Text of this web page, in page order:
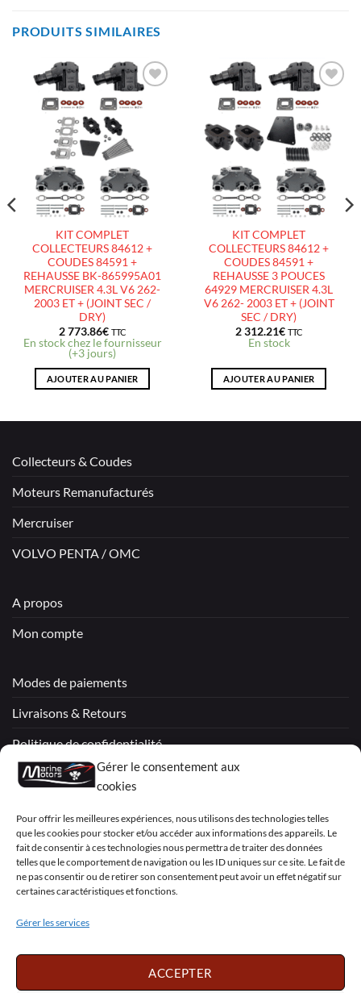
Gérer le consentement aux
cookies
Pour offrir les meilleures expériences, nous utilisons des technologies telles
que les cookies pour stocker et/ou accéder aux informations des appareils. Le
fait de consentir à ces technologies nous permettra de traiter des données
telles que le comportement de navigation ou les ID uniques sur ce site. Le fait de
ne pas consentir ou de retirer son consentement peut avoir un effet négatif sur
certaines caractéristiques et fonctions.
Gérer les services
ACCEPTER
PRODUITS SIMILAIRES
AJOUTER
LISTE
D’ENVIES
KIT COMPLET
COLLECTEURS 84612 +
COUDES 84591 +
REHAUSSE BK-865995A01
MERCRUISER 4.3L V6 262-
2003 ET + (JOINT SEC /
DRY)
2 773.86€ TTC
En stock chez le fournisseur
(+3 jours)
AJOUTER AU PANIER
AJOUTER
LISTE
D’ENVIES
KIT COMPLET
COLLECTEURS 84612 +
COUDES 84591 +
REHAUSSE 3 POUCES
64929 MERCRUISER 4.3L
V6 262- 2003 ET + (JOINT
SEC / DRY)
2 312.21€ TTC
En stock
AJOUTER AU PANIER
Collecteurs & Coudes
Moteurs Remanufacturés
Mercruiser
VOLVO PENTA / OMC
A propos
Mon compte
Modes de paiements
Livraisons & Retours
Politique de confidentialité
Mentions légales
Déclaration de confidentialité (UE)
Visa PayPal
English Deutsch